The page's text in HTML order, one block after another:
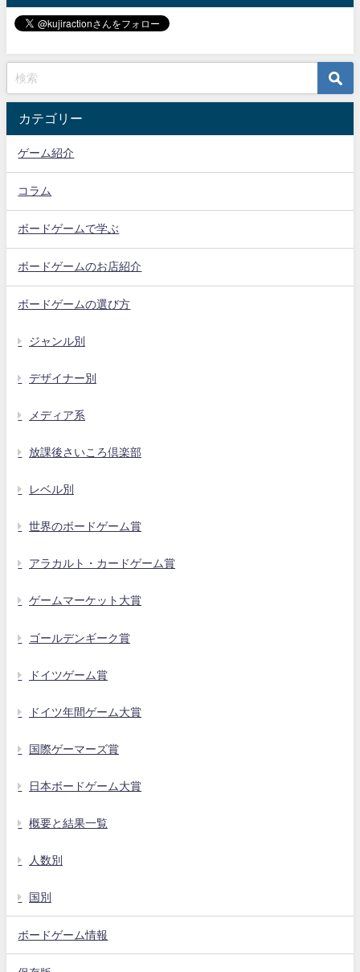
カテゴリー
ゲーム紹介
コラム
ボードゲームで学ぶ
ボードゲームのお店紹介
ボードゲームの選び方
ジャンル別
デザイナー別
メディア系
放課後さいころ倶楽部
レベル別
世界のボードゲーム賞
アラカルト・カードゲーム賞
ゲームマーケット大賞
ゴールデンギーク賞
ドイツゲーム賞
ドイツ年間ゲーム大賞
国際ゲーマーズ賞
日本ボードゲーム大賞
概要と結果一覧
人数別
国別
ボードゲーム情報